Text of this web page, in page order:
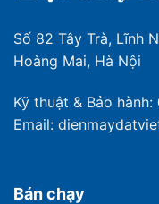
Số 82 Tây Trà, Lĩnh
Hoàng Mai, Hà Nội
Kỹ thuật & Bảo hành:
Email:
Bán chạy